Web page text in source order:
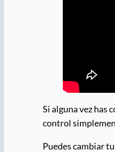
Si alguna vez has
control
Puedes cambiar